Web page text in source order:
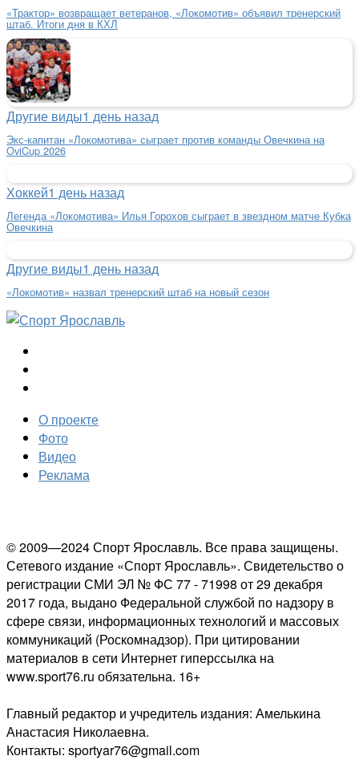
«Трактор» возвращает ветеранов, «Локомотив» объявил тренерский
штаб. Итоги дня в КХЛ
Другие виды1 день назад
Экс-капитан «Локомотива» сыграет против команды Овечкина на
OviCup 2026
Хоккей1 день назад
Легенда «Локомотива» Илья Горохов сыграет в звездном матче Кубка
Овечкина
Другие виды1 день назад
«Локомотив» назвал тренерский штаб на новый сезон
О проекте
Фото
Видео
Реклама
© 2009—2024 Спорт Ярославль. Все права защищены.
Сетевого издание «Спорт Ярославль». Свидетельство о
регистрации СМИ ЭЛ № ФС 77 - 71998 от 29 декабря
2017 года, выдано Федеральной службой по надзору в
сфере связи, информационных технологий и массовых
коммуникаций (Роскомнадзор). При цитировании
материалов в сети Интернет гиперссылка на
www.sport76.ru обязательна. 16+
Главный редактор и учредитель издания: Амелькина
Анастасия Николаевна.
Контакты: sportyar76@gmail.com